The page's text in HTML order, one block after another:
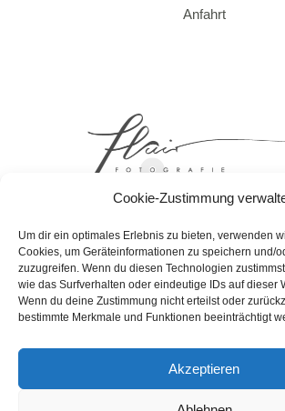
Cookie-Zustimmung
Um dir ein optimales Erlebnis zu bieten, verwenden
Cookies, um Geräteinformationen zu speichern und/
zuzugreifen. Wenn du diesen Technologien
wie das Surfverhalten oder eindeutige IDs auf dieser
Wenn du deine Zustimmung nicht erteilst oder
bestimmte Merkmale und Funktionen beeinträchtigt
Akzeptieren
Anfahrt
COOKIE-RICHTLINIE
IMPRESSUM
AGB